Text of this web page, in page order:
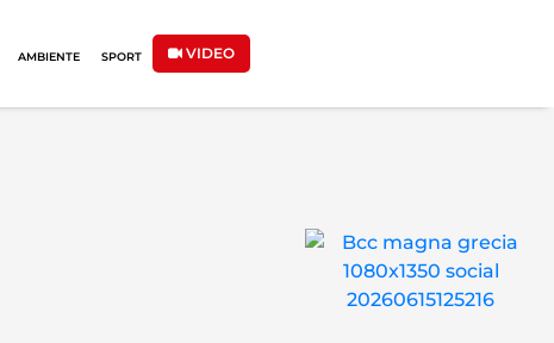
AMBIENTE SPORT VIDEO